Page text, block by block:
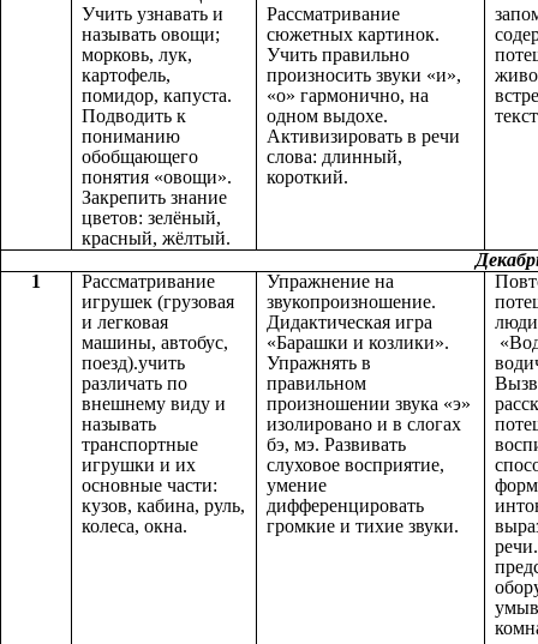
Учить узнавать и
называть овощи;
морковь, лук,
картофель,
помидор, капуста.
Подводить к
пониманию
обобщающего
понятия «овощи».
Закрепить знание
цветов: зелёный,
красный, жёлтый.
Рассматривание
сюжетных картинок.
Учить правильно
произносить звуки «и»,
«о» гармонично, на
одном выдохе.
Активизировать в речи
слова: длинный,
короткий.
1
Рассматривание
игрушек (грузовая
и легковая
машины, автобус,
поезд).учить
различать по
внешнему виду и
называть
транспортные
игрушки и их
основные части:
кузов, кабина, руль,
колеса, окна.
Упражнение на
звукопроизношение.
Дидактическая игра
«Барашки и козлики».
Упражнять в
правильном
произношении звука «э»
изолировано и в слогах
бэ, мэ. Развивать
слуховое восприятие,
умение
дифференцировать
громкие и тихие звуки.